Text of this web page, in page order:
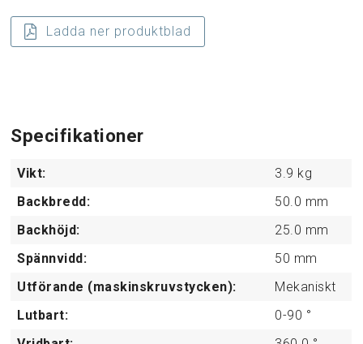
Ladda ner produktblad
Specifikationer
Vikt: 3.9 kg
Backbredd:
50.0 mm
Backhöjd:
25.0 mm
Spännvidd:
50 mm
Utförande (maskinskruvstycken):
Mekaniskt
Lutbart:
0-90 °